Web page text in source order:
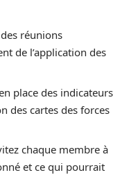
réunions
de l’application des
place des indicateurs
des cartes des forces
chaque membre à
et ce qui pourrait